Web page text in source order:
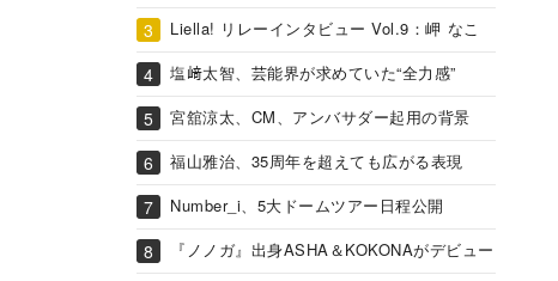
Liella! リレーインタビュー Vol.9：岬 なこ
塩﨑太智、芸能界が求めていた“全力感”
宮舘涼太、CM、アンバサダー起用の背景
福山雅治、35周年を超えても広がる表現
Number_i、5大ドームツアー日程公開
『ノノガ』出身ASHA＆KOKONAがデビュー